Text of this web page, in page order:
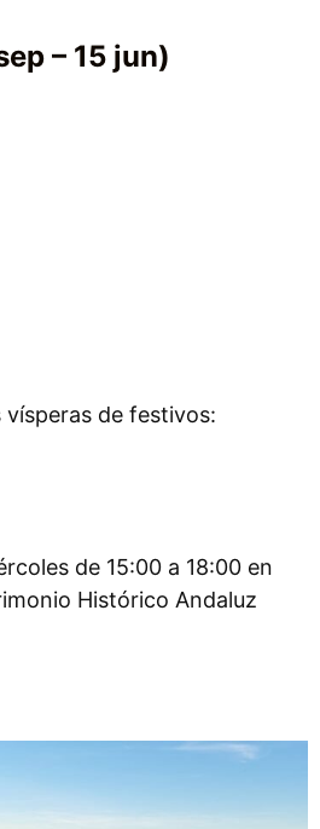
– 15 jun)
de festivos:
de 15:00 a 18:00 en
Histórico Andaluz